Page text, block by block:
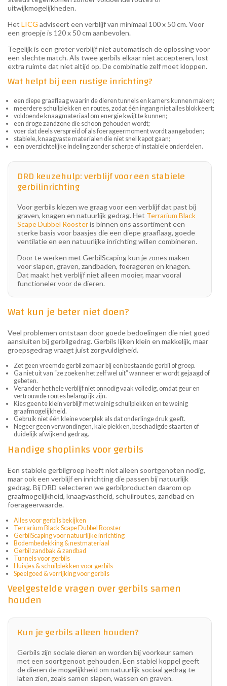
uitwijkmogelijkheden.
Het LICG adviseert een verblijf van minimaal 100 x 50 cm. Voor
een groepje is 120 x 50 cm aanbevolen.
Tegelijk is een groter verblijf niet automatisch de oplossing voor
een slechte match. Als twee gerbils elkaar niet accepteren, lost
extra ruimte dat niet altijd op. De combinatie zelf moet kloppen.
Wat helpt bij een rustige inrichting?
een diepe graaflaag waarin de dieren tunnels en kamers kunnen maken;
meerdere schuilplekken en routes, zodat één ingang niet alles blokkeert;
voldoende knaagmateriaal om energie kwijt te kunnen;
een droge zandzone die schoon gehouden wordt;
voer dat deels verspreid of als foerageermoment wordt aangeboden;
stabiele, knaagvaste materialen die niet snel kapot gaan;
een overzichtelijke indeling zonder scherpe of instabiele onderdelen.
DRD keuzehulp: verblijf voor een stabiele
gerbilinrichting
Voor gerbils kiezen we graag voor een verblijf dat past bij
graven, knagen en natuurlijk gedrag. Het Terrarium Black
Scape Dubbel Roosteris binnen ons assortiment een
sterke basis voor baasjes die een diepe graaflaag, goede
ventilatie en een natuurlijke inrichting willen combineren.
Door te werken met GerbilScaping kun je zones maken
voor slapen, graven, zandbaden, foerageren en knagen.
Dat maakt het verblijf niet alleen mooier, maar vooral
functioneler voor de dieren.
Wat kun je beter niet doen?
Veel problemen ontstaan door goede bedoelingen die niet goed
aansluiten bij gerbilgedrag. Gerbils lijken klein en makkelijk, maar
groepsgedrag vraagt juist zorgvuldigheid.
Zet geen vreemde gerbil zomaar bij een bestaande gerbil of groep.
Ga niet uit van “ze zoeken het zelf wel uit” wanneer er wordt gejaagd of
gebeten.
Verander het hele verblijf niet onnodig vaak volledig, omdat geur en
vertrouwde routes belangrijk zijn.
Kies geen te klein verblijf met weinig schuilplekken en te weinig
graafmogelijkheid.
Gebruik niet één kleine voerplek als dat onderlinge druk geeft.
Negeer geen verwondingen, kale plekken, beschadigde staarten of
duidelijk afwijkend gedrag.
Handige shoplinks voor gerbils
Een stabiele gerbilgroep heeft niet alleen soortgenoten nodig,
maar ook een verblijf en inrichting die passen bij natuurlijk
gedrag. Bij DRD selecteren we gerbilproducten daarom op
graafmogelijkheid, knaagvastheid, schuilroutes, zandbad en
foerageerwaarde.
Alles voor gerbils bekijken
Terrarium Black Scape Dubbel Rooster
GerbilScaping voor natuurlijke inrichting
Bodembedekking & nestmateriaal
Gerbil zandbak & zandbad
Tunnels voor gerbils
Huisjes & schuilplekken voor gerbils
Speelgoed & verrijking voor gerbils
Veelgestelde vragen over gerbils samen
houden
Kun je gerbils alleen houden?
Gerbils zijn sociale dieren en worden bij voorkeur samen
met een soortgenoot gehouden. Een stabiel koppel geeft
de dieren de mogelijkheid om natuurlijk sociaal gedrag te
laten zien, zoals samen slapen, wassen en graven.